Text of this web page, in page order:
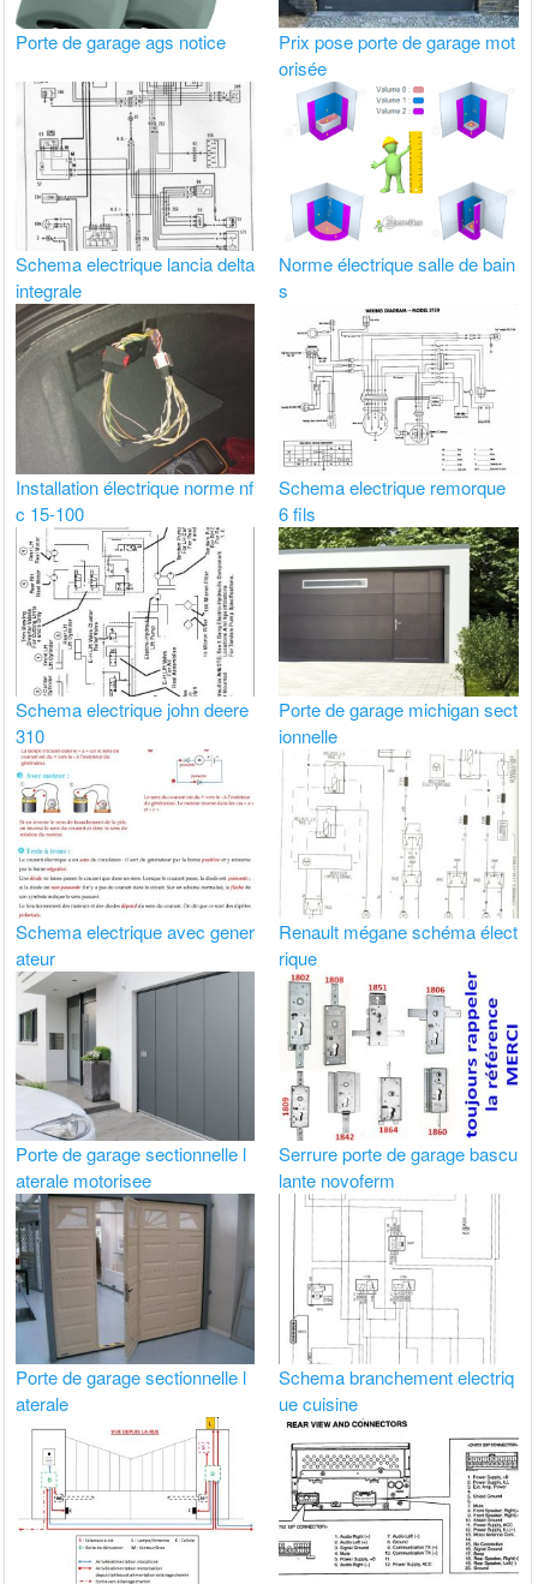
Porte de garage ags notice
Prix pose porte de garage mot
orisée
Schema electrique lancia delta
integrale
Norme électrique salle de bain
s
Installation électrique norme nf
c 15-100
Schema electrique remorque
6 fils
Schema electrique john deere
310
Porte de garage michigan sect
ionnelle
Schema electrique avec gener
ateur
Renault mégane schéma élect
rique
Porte de garage sectionnelle l
aterale motorisee
Serrure porte de garage bascu
lante novoferm
Porte de garage sectionnelle l
aterale
Schema branchement electriq
ue cuisine